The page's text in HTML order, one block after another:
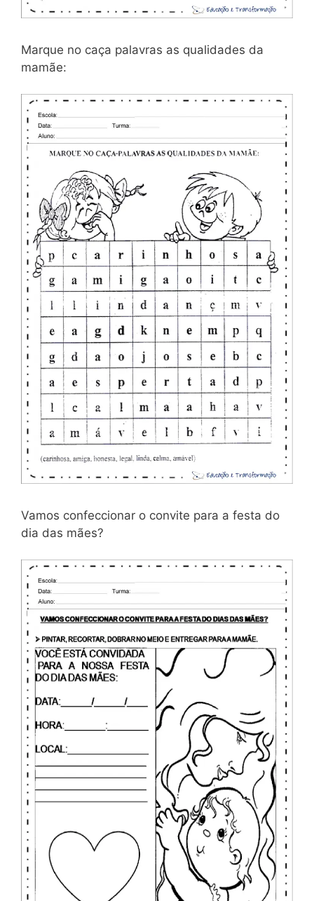
Marque no caça palavras as qualidades da
mamãe:
Vamos confeccionar o convite para a festa do
dia das mães?